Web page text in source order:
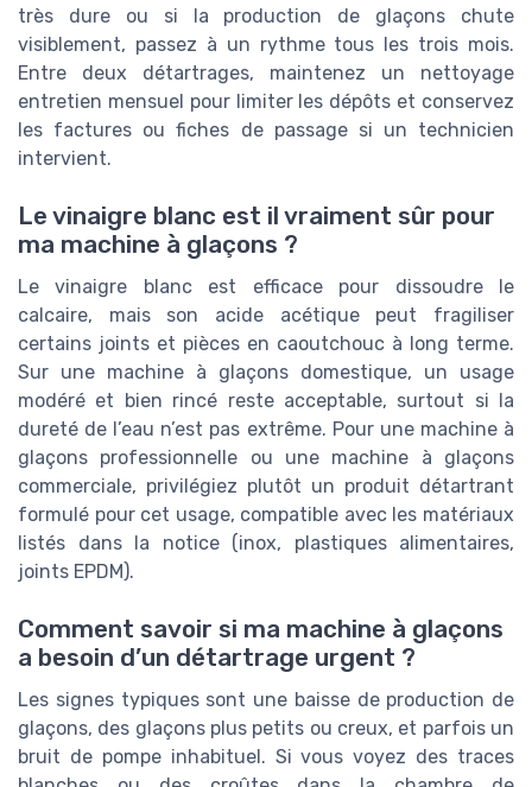
très dure ou si la production de glaçons chute
visiblement, passez à un rythme tous les trois mois.
Entre deux détartrages, maintenez un nettoyage
entretien mensuel pour limiter les dépôts et conservez
les factures ou fiches de passage si un technicien
intervient.
Le vinaigre blanc est il vraiment sûr pour
ma machine à glaçons ?
Le vinaigre blanc est efficace pour dissoudre le
calcaire, mais son acide acétique peut fragiliser
certains joints et pièces en caoutchouc à long terme.
Sur une machine à glaçons domestique, un usage
modéré et bien rincé reste acceptable, surtout si la
dureté de l’eau n’est pas extrême. Pour une machine à
glaçons professionnelle ou une machine à glaçons
commerciale, privilégiez plutôt un produit détartrant
formulé pour cet usage, compatible avec les matériaux
listés dans la notice (inox, plastiques alimentaires,
joints EPDM).
Comment savoir si ma machine à glaçons
a besoin d’un détartrage urgent ?
Les signes typiques sont une baisse de production de
glaçons, des glaçons plus petits ou creux, et parfois un
bruit de pompe inhabituel. Si vous voyez des traces